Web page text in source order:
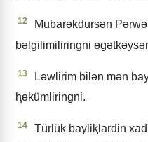
12
Mubarǝkdursǝn
bǝlgilimiliringni
13
Lǝwlirim bilǝn mǝn
ⱨɵkümliringni.
14
Türlük bayliⱪlardin